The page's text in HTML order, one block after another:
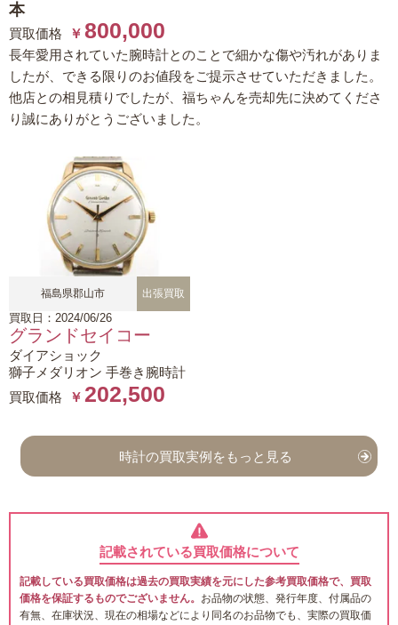
本
買取価格 ￥ 800,000
長年愛用されていた腕時計とのことで細かな傷や汚れがありま
したが、できる限りのお値段をご提示させていただきました。
他店との相見積りでしたが、福ちゃんを売却先に決めてくださ
り誠にありがとうございました。
福島県郡山市 出張買取
買取日：2024/06/26
グランドセイコー
ダイアショック
獅子メダリオン 手巻き腕時計
買取価格
￥ 202,500
時計の買取実例をもっと見る
記載されている買取価格について
記載している買取価格は過去の買取実績を元にした参考買取価格で、買取
価格を保証するものでございません。 お品物の状態、発行年度、付属品の
有無、在庫状況、現在の相場などにより同名のお品物でも、実際の買取価